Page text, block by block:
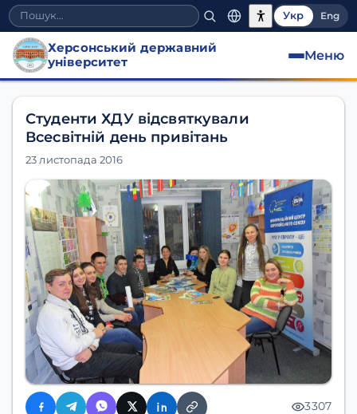
Укр Eng
Херсонський державний
університет
Меню
Студенти ХДУ відсвяткували
Всесвітній день привітань
23 листопада 2016
3307